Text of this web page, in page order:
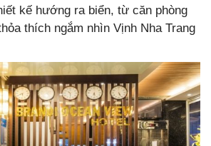
kế hướng ra biển, từ căn phòng
thích ngắm nhìn Vịnh Nha Trang